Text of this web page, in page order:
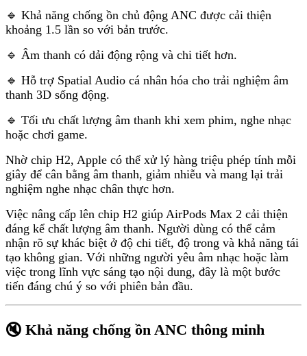
🔹 Khả năng chống ồn chủ động ANC được cải thiện
khoảng 1.5 lần so với bản trước.
🔹 Âm thanh có dải động rộng và chi tiết hơn.
🔹 Hỗ trợ Spatial Audio cá nhân hóa cho trải nghiệm âm
thanh 3D sống động.
🔹 Tối ưu chất lượng âm thanh khi xem phim, nghe nhạc
hoặc chơi game.
Nhờ chip H2, Apple có thể xử lý hàng triệu phép tính mỗi
giây để cân bằng âm thanh, giảm nhiễu và mang lại trải
nghiệm nghe nhạc chân thực hơn.
Việc nâng cấp lên chip H2 giúp AirPods Max 2 cải thiện
đáng kể chất lượng âm thanh. Người dùng có thể cảm
nhận rõ sự khác biệt ở độ chi tiết, độ trong và khả năng tái
tạo không gian. Với những người yêu âm nhạc hoặc làm
việc trong lĩnh vực sáng tạo nội dung, đây là một bước
tiến đáng chú ý so với phiên bản đầu.
🔇 Khả năng chống ồn ANC thông minh